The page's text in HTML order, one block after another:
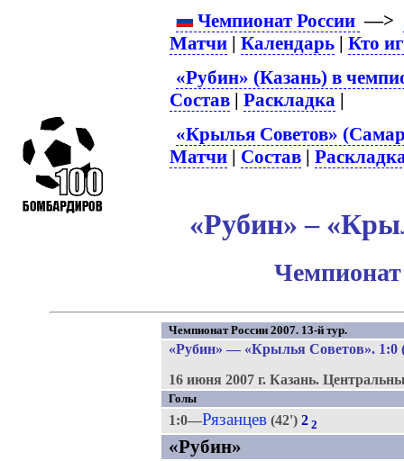
Чемпионат России —>
Матчи |Календарь |Кто
«Рубин» (Казань) в
Состав |Раскладка |
«Крылья Советов»
Матчи | Состав |
«Рубин» –
Чемпионат
Чемпионат России 2007. 13-й тур.
«Рубин» — «Крылья Советов». 1:0
16 июня 2007 г. Казань.
Голы
1:0—Рязанцев(42') 2 2
«Рубин»